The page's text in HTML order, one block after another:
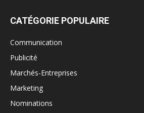
CATÉGORIE POPULAIRE
Communication
Publicité
Marchés-Entreprises
Marketing
Nominations